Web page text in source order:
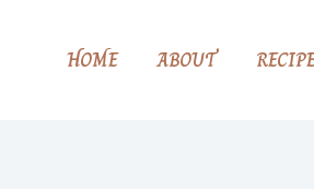
HOME ABOUT